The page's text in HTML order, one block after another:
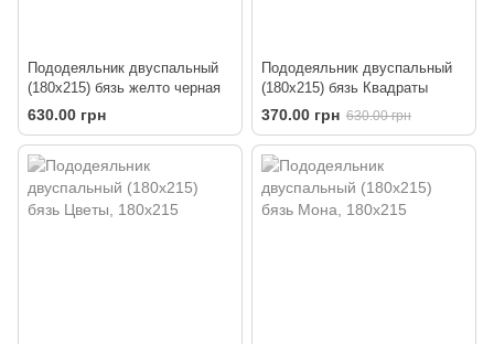
Пододеяльник двуспальный
(180х215) бязь желто черная
630.00 грн
Пододеяльник двуспальный
(180х215) бязь Квадраты
370.00 грн 630.00 грн